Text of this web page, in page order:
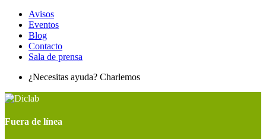
Avisos
Eventos
Blog
Contacto
Sala de prensa
¿Necesitas ayuda? Charlemos
Fuera de línea